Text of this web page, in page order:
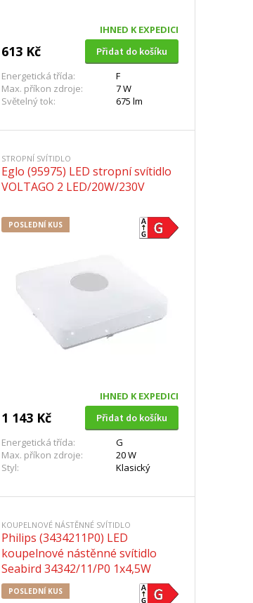
IHNED K EXPEDICI
613 Kč
Přidat do košíku
Energetická třída:
F
Max. příkon zdroje:
7 W
Světelný tok:
675 lm
STROPNÍ SVÍTIDLO
Eglo (95975) LED stropní svítidlo
VOLTAGO 2 LED/20W/230V
POSLEDNÍ KUS
IHNED K EXPEDICI
1 143 Kč
Přidat do košíku
Energetická třída:
G
Max. příkon zdroje:
20 W
Styl:
Klasický
KOUPELNOVÉ NÁSTĚNNÉ SVÍTIDLO
Philips (3434211P0) LED
koupelnové nástěnné svítidlo
Seabird 34342/11/P0 1x4,5W
POSLEDNÍ KUS